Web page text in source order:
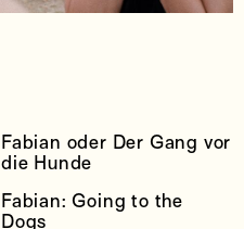
Fabian oder Der Gang vor
die Hunde
Fabian: Going to the
Dogs